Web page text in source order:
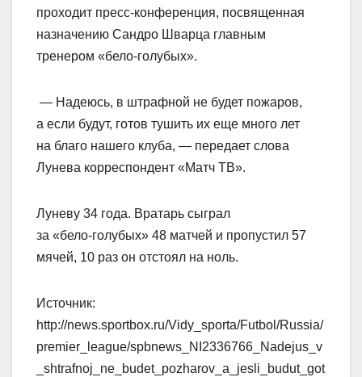
проходит пресс‑конференция, посвященная
назначению Сандро Шварца главным
тренером «бело‑голубых».
— Надеюсь, в штрафной не будет пожаров,
а если будут, готов тушить их еще много лет
на благо нашего клуба, — передает слова
Лунева корреспондент «Матч ТВ».
Луневу 34 года. Вратарь сыграл
за «бело‑голубых» 48 матчей и пропустил 57
мячей, 10 раз он отстоял на ноль.
Источник:
http://news.sportbox.ru/Vidy_sporta/Futbol/Russia/
premier_league/spbnews_NI2336766_Nadejus_v
_shtrafnoj_ne_budet_pozharov_a_jesli_budut_got